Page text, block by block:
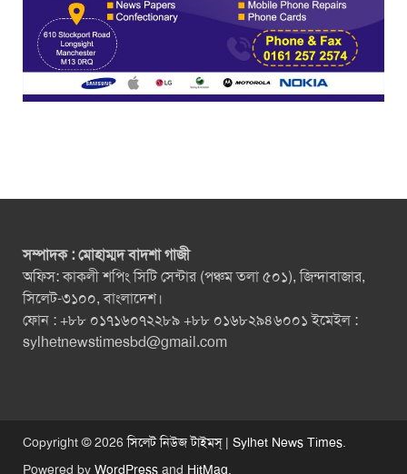
সম্পাদক : মোহাম্মদ বাদশা গাজী
অফিস: কাকলী শপিং সিটি সেন্টার (পঞ্চম তলা ৫০১), জিন্দাবাজার,
সিলেট-৩১০০, বাংলাদেশ।
ফোন : +৮৮ ০১৭১৬০৭২২৮৯ +৮৮ ০১৬৮২৯৪৬০০১ ইমেইল :
sylhetnewstimesbd@gmail.com
Copyright © 2026সিলেট নিউজ টাইমস্ | Sylhet News Times.
Powered by WordPress and HitMag.